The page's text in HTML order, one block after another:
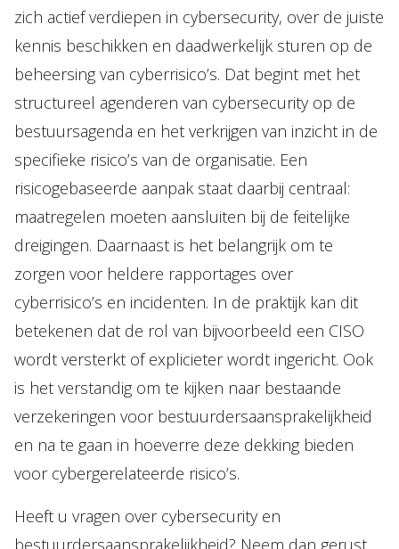
zich actief verdiepen in cybersecurity, over de juiste
kennis beschikken en daadwerkelijk sturen op de
beheersing van cyberrisico’s. Dat begint met het
structureel agenderen van cybersecurity op de
bestuursagenda en het verkrijgen van inzicht in de
specifieke risico’s van de organisatie. Een
risicogebaseerde aanpak staat daarbij centraal:
maatregelen moeten aansluiten bij de feitelijke
dreigingen. Daarnaast is het belangrijk om te
zorgen voor heldere rapportages over
cyberrisico’s en incidenten. In de praktijk kan dit
betekenen dat de rol van bijvoorbeeld een CISO
wordt versterkt of explicieter wordt ingericht. Ook
is het verstandig om te kijken naar bestaande
verzekeringen voor bestuurdersaansprakelijkheid
en na te gaan in hoeverre deze dekking bieden
voor cybergerelateerde risico’s.
Heeft u vragen over cybersecurity en
bestuurdersaansprakelijkheid? Neem dan gerust